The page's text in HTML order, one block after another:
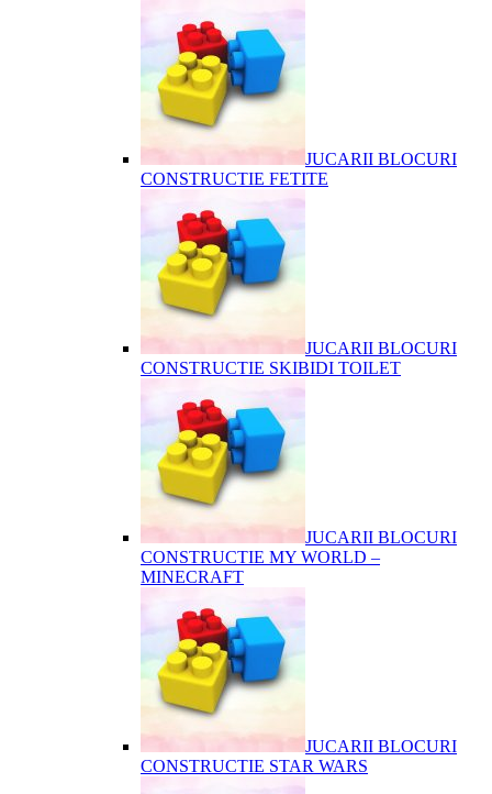
JUCARII BLOCURI
CONSTRUCTIE FETITE
JUCARII BLOCURI
CONSTRUCTIE SKIBIDI TOILET
JUCARII BLOCURI
CONSTRUCTIE MY WORLD –
MINECRAFT
JUCARII BLOCURI
CONSTRUCTIE STAR WARS